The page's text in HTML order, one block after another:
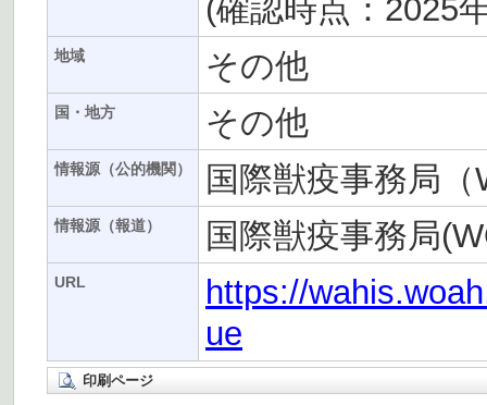
(確認時点：2025
地域 その他
国・地方 その他
情報源（公的機関） 国際獣疫事務局（
情報源（報道） 国際獣疫事務局
URL
https://
ue
印刷ページ